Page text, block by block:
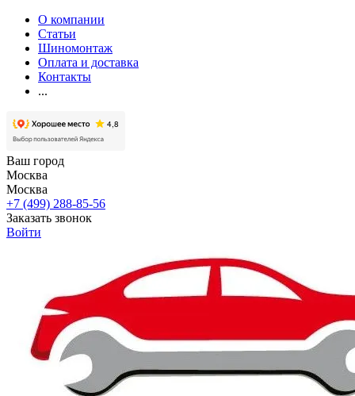
О компании
Статьи
Шиномонтаж
Оплата и доставка
Контакты
...
Ваш город
Москва
Москва
+7 (499) 288-85-56
Заказать звонок
Войти